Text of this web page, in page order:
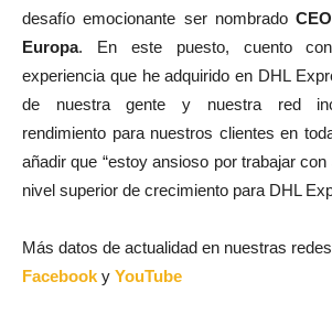
desafío emocionante ser nombrado
Europa. En este puesto, cuento
experiencia que he adquirido en DHL
de nuestra gente y nuestra red
rendimiento para nuestros clientes en
añadir que “estoy ansioso por trabajar
nivel superior de crecimiento para DHL
Más datos de actualidad en nuestras
Facebook y YouTube